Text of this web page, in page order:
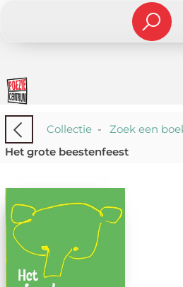
Collectie- Zoek een
Het grote beestenfeest